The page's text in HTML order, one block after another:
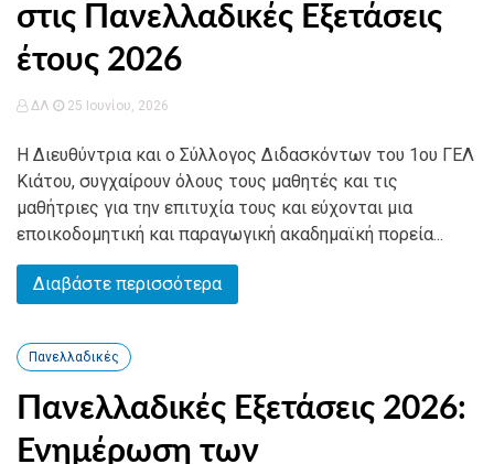
στις Πανελλαδικές Εξετάσεις
έτους 2026
ΔΛ 25 Ιουνίου, 2026
Η Διευθύντρια και ο Σύλλογος Διδασκόντων του 1ου ΓΕΛ
Κιάτου, συγχαίρουν όλους τους μαθητές και τις
μαθήτριες για την επιτυχία τους και εύχονται μια
εποικοδομητική και παραγωγική ακαδημαϊκή πορεία...
Διαβάστε περισσότερα
Πανελλαδικές
Πανελλαδικές Εξετάσεις 2026:
Ενημέρωση των